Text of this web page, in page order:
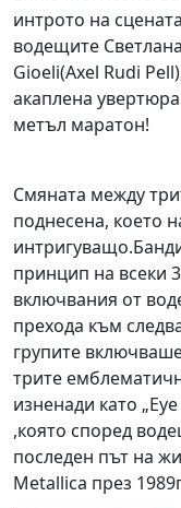
интрото на
водещите
Gioeli(Axel Rudi
акаплена
метъл маратон!
Смяната между
поднесена, което
принцип на всеки
включвания от
прехода към
групите
трите
изненади като
,която според
последен път на
Metallica през